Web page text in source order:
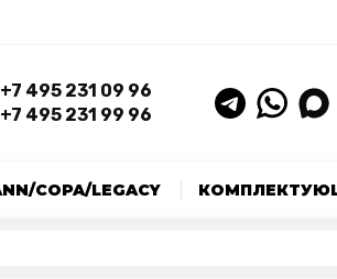
+7 495 231 09 96
+7 495 231 99 96
COPA/LEGACY